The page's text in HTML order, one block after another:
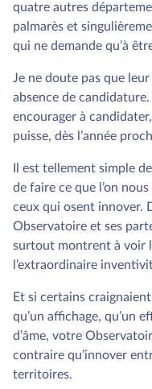
quatre autres
palmarès et
qui ne demande qu’à
Je ne doute pas que
absence de
encourager à
puisse, dès l’année
Il est tellement simple
de faire ce que l’on
ceux qui osent innover.
Observatoire et ses
surtout montrent à voir
l’extraordinaire
Et si certains
qu’un affichage, qu’un
d’âme, votre
contraire qu’innover
territoires.